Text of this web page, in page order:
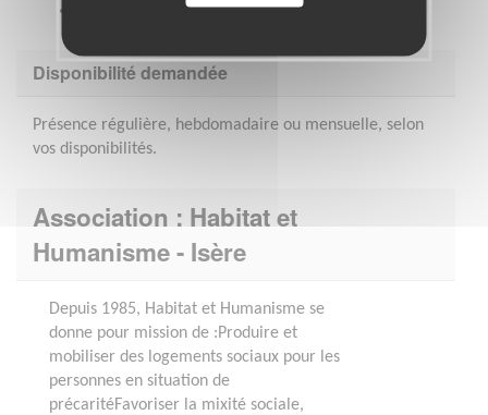
Accompagner un groupe
Disponibilité demandée
Présence régulière, hebdomadaire ou mensuelle, selon
vos disponibilités.
Association : Habitat et
Humanisme - Isère
Depuis 1985, Habitat et Humanisme se
donne pour mission de :Produire et
mobiliser des logements sociaux pour les
personnes en situation de
précaritéFavoriser la mixité sociale,